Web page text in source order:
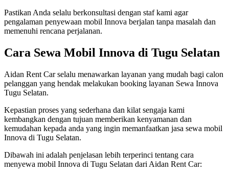
Pastikan Anda selalu berkonsultasi dengan staf kami agar
pengalaman penyewaan mobil Innova berjalan tanpa masalah dan
memenuhi rencana perjalanan.
Cara Sewa Mobil Innova di Tugu Selatan
Aidan Rent Car selalu menawarkan layanan yang mudah bagi calon
pelanggan yang hendak melakukan booking layanan Sewa Innova
Tugu Selatan.
Kepastian proses yang sederhana dan kilat sengaja kami
kembangkan dengan tujuan memberikan kenyamanan dan
kemudahan kepada anda yang ingin memanfaatkan jasa sewa mobil
Innova di Tugu Selatan.
Dibawah ini adalah penjelasan lebih terperinci tentang cara
menyewa mobil Innova di Tugu Selatan dari Aidan Rent Car: